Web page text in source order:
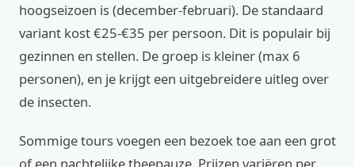
hoogseizoen is (december-februari). De standaard
variant kost €25-€35 per persoon. Dit is populair bij
gezinnen en stellen. De groep is kleiner (max 6
personen), en je krijgt een uitgebreidere uitleg over
de insecten.
Sommige tours voegen een bezoek toe aan een grot